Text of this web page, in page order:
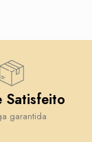
Satisfeito
garantida